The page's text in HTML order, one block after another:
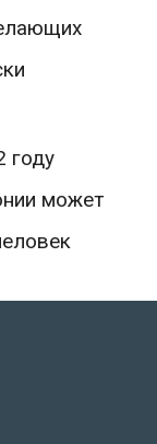
году
может